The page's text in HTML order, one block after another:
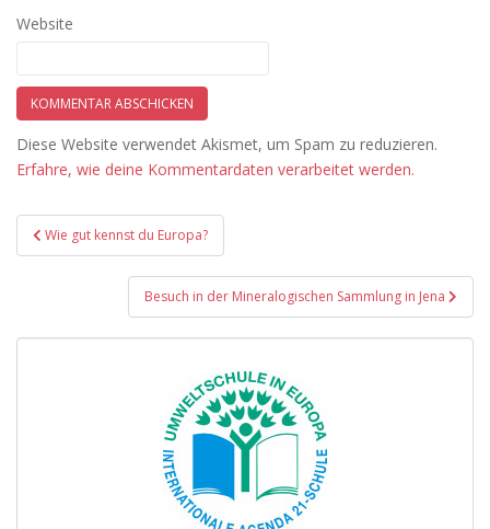
Website
Diese Website verwendet Akismet, um Spam zu reduzieren.
Erfahre, wie deine Kommentardaten verarbeitet werden.
Beitragsnavigation
Wie gut kennst du Europa?
Besuch in der Mineralogischen Sammlung in Jena